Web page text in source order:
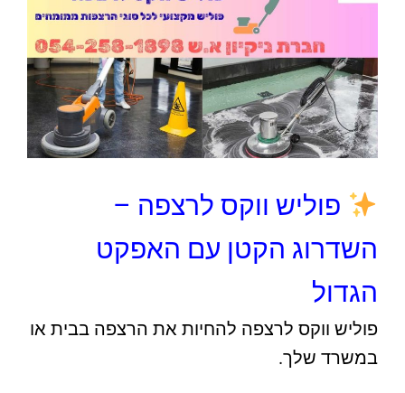
פוליש ווקס לרצפה –
השדרוג הקטן עם האפקט
הגדול
פוליש ווקס לרצפה להחיות את הרצפה בבית או
במשרד שלך.